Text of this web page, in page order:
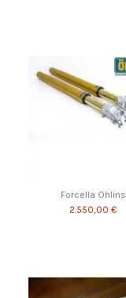
Forcella Ohlins
2.550,00 €